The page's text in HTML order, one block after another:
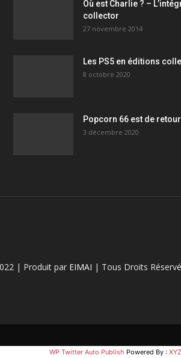
Où est Charlie ? –
collector
27 novembre 2014
Les PS5 en éditions
8 octobre 2020
Popcorn 66 est de
3 décembre 2020
| Produit par EIMAI | Tous Droits
WP Twitter Auto Publish Powered By :